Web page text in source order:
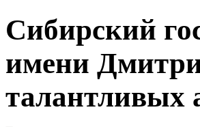
Сибирский
имени
талантливых